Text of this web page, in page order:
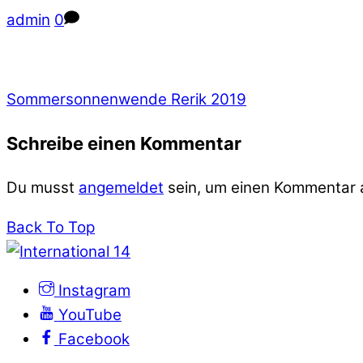
admin 0
Sommersonnenwende Rerik 2019
Schreibe einen Kommentar
Du musst angemeldet sein, um einen Kommentar
Back To Top
Instagram
YouTube
Facebook